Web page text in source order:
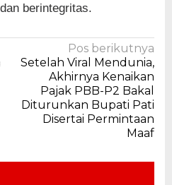
berintegritas.
Pos berikutnya
Setelah Viral Mendunia,
Akhirnya Kenaikan
Pajak PBB-P2 Bakal
Diturunkan Bupati Pati
Disertai Permintaan
Maaf